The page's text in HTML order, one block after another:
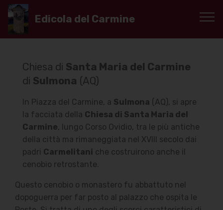
Edicola del Carmine
Chiesa di Santa Maria del Carmine
di Sulmona (AQ)
In Piazza del Carmine, a Sulmona (AQ), si apre
la facciata della Chiesa di Santa Maria del
Carmine, lungo Corso Ovidio, tra le più antiche
della città ma rimaneggiata nel XVIII secolo dai
padri Carmelitani che costruirono anche il
cenobio retrostante.
Questo cenobio o monastero fu abbattuto nel
dopoguerra per far posto al palazzo che ospita le